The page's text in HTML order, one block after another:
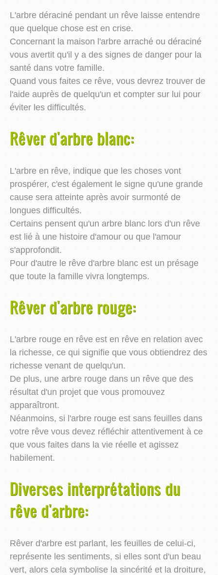
L'arbre déraciné pendant un rêve laisse entendre
que quelque chose est en crise.
Concernant la maison l'arbre arraché ou déraciné
vous avertit qu'il y a des signes de danger pour la
santé dans votre famille.
Quand vous faites ce rêve, vous devrez trouver de
l'aide auprès de quelqu'un et compter sur lui pour
éviter les difficultés.
Rêver d'arbre blanc:
L'arbre en rêve, indique que les choses vont
prospérer, c'est également le signe qu'une grande
cause sera atteinte après avoir surmonté de
longues difficultés.
Certains pensent qu'un arbre blanc lors d'un rêve
est lié à une histoire d'amour ou que l'amour
s'approfondit.
Pour d'autre le rêve d'arbre blanc est un présage
que toute la famille vivra longtemps.
Rêver d'arbre rouge:
L'arbre rouge en rêve est en rêve en relation avec
la richesse, ce qui signifie que vous obtiendrez des
richesse venant de quelqu'un.
De plus, une arbre rouge dans un rêve que des
résultat d'un projet que vous promouvez
apparaîtront.
Néanmoins, si l'arbre rouge est sans feuilles dans
votre rêve vous devez réfléchir attentivement à ce
que vous faites dans la vie réelle et agissez
habilement.
Diverses interprétations du
rêve d'arbre:
Rêver d'arbre est parlant, les feuilles de celui-ci,
représente les sentiments, si elles sont d'un beau
vert, alors cela symbolise la sincérité et la droiture,